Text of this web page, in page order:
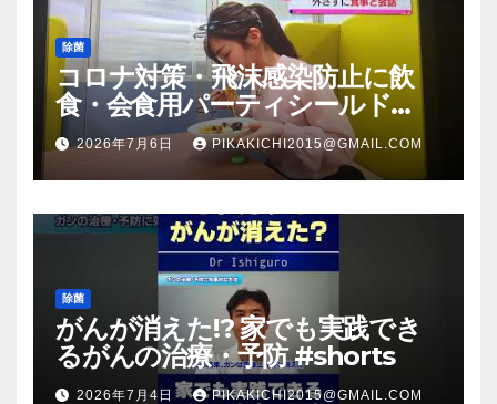
除菌
コロナ対策・飛沫感染防止に飲
食・会食用パーティシールド
（マスク会食代替品）ＦＢＣ福井
放送のＴＶ番組での紹介映像
2026年7月6日 PIKAKICHI2015@GMAIL.COM
除菌
がんが消えた!? 家でも実践でき
るがんの治療・予防 #shorts
2026年7月4日 PIKAKICHI2015@GMAIL.COM